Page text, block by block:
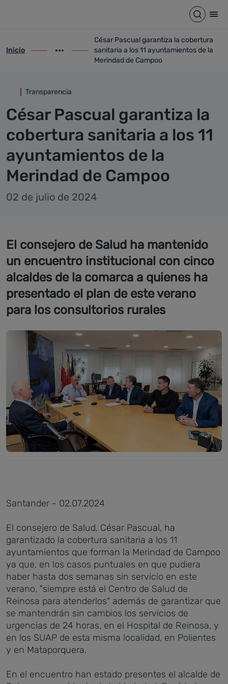
Abrir
ir-a inicio
Inicio
Mostrar opciones del camino de migas
ir-a César Pascual garantiza la
César Pascual garantiza la cobertura
sanitaria a los 11 ayuntamientos de la
Merindad de Campoo
Transparencia
César Pascual garantiza la
cobertura sanitaria a los 11
ayuntamientos de la
Merindad de Campoo
02 de julio de 2024
El consejero de Salud ha mantenido
un encuentro institucional con cinco
alcaldes de la comarca a quienes ha
presentado el plan de este verano
para los consultorios rurales
Santander - 02.07.2024
El consejero de Salud, César Pascual, ha
garantizado la cobertura sanitaria a los 11
ayuntamientos que forman la Merindad de Campoo
ya que, en los casos puntuales en que pudiera
haber hasta dos semanas sin servicio en este
verano, "siempre está el Centro de Salud de
Reinosa para atenderlos" además de garantizar que
se mantendrán sin cambios los servicios de
urgencias de 24 horas, en el Hospital de Reinosa, y
en los SUAP de esta misma localidad, en Polientes
y en Mataporquera.
En el encuentro han estado presentes el alcalde de